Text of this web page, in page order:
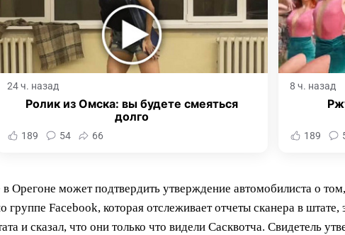
24 ч. назад
Ролик из Омска: вы будете смеяться
долго
189 54 66
8 ч. назад
189
может подтвердить утверждение автомобилиста о
Facebook, которая отслеживает отчеты сканера в
и сказал, что они только что видели Сасквотча. Свидетель